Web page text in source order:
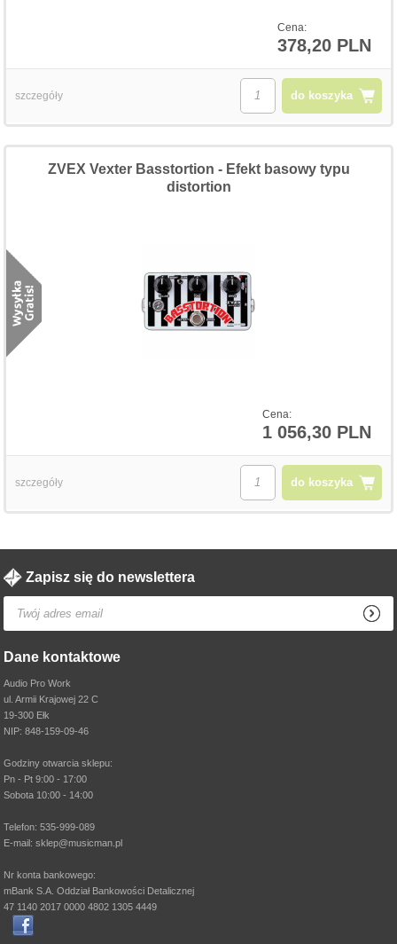
Cena:
378,20 PLN
do koszyka
szczegóły
Cena:
1 056,30 PLN
ZVEX Vexter Basstortion - Efekt basowy typu
distortion
do koszyka
szczegóły
Zapisz się do newslettera
Dane kontaktowe
Audio Pro Work
ul. Armii Krajowej 22 C
19-300 Ełk
NIP: 848-159-09-46
Godziny otwarcia sklepu:
Pn - Pt 9:00 - 17:00
Sobota 10:00 - 14:00
Telefon: 535-999-089
E-mail: sklep@musicman.pl
Nr konta bankowego:
mBank S.A. Oddział Bankowości Detalicznej
47 1140 2017 0000 4802 1305 4449